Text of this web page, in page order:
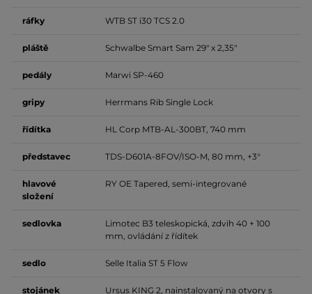
ráfky WTB ST i30 TCS 2.0
pláště Schwalbe Smart Sam 29" x 2,35"
pedály Marwi SP-460
gripy Herrmans Rib Single Lock
řídítka HL Corp MTB-AL-300BT, 740 mm
představec TDS-D601A-8FOV/ISO-M, 80 mm, +3°
hlavové
složení
RY OE Tapered, semi-integrované
sedlovka
Limotec B3 teleskopická, zdvih 40 + 100
mm, ovládání z řídítek
sedlo Selle Italia ST 5 Flow
stojánek Ursus KING 2, nainstalovaný na otvory s